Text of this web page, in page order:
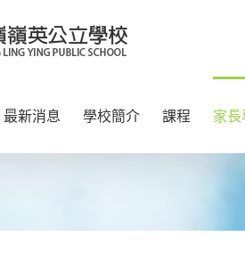
最新消息 學校簡介 課程 家